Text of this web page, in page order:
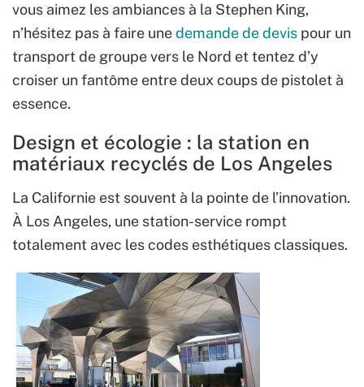
vous aimez les ambiances à la Stephen King,
n’hésitez pas à faire unedemande de devis pour un
transport de groupe vers le Nord et tentez d’y
croiser un fantôme entre deux coups de pistolet à
essence.
Design et écologie : la station en
matériaux recyclés de Los Angeles
La Californie est souvent à la pointe de l’innovation.
À Los Angeles, une station-service rompt
totalement avec les codes esthétiques classiques.